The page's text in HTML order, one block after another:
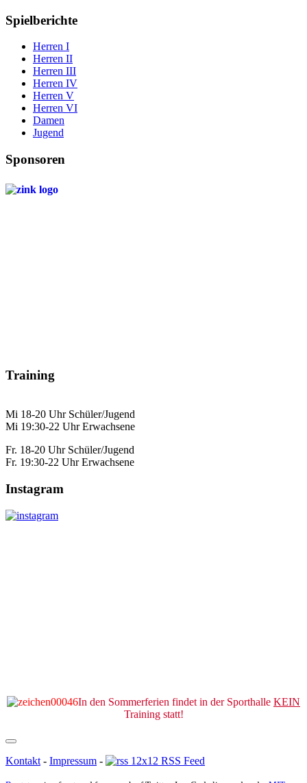
Spielberichte
Herren I
Herren II
Herren III
Herren IV
Herren V
Herren VI
Damen
Jugend
Sponsoren
Training
Mi 18-20 Uhr Schüler/Jugend
Mi 19:30-22 Uhr Erwachsene
Fr. 18-20 Uhr Schüler/Jugend
Fr. 19:30-22 Uhr Erwachsene
Instagram
In den Sommerferien findet in der Sporthalle KEIN
Training statt!
Kontakt - Impressum - RSS Feed